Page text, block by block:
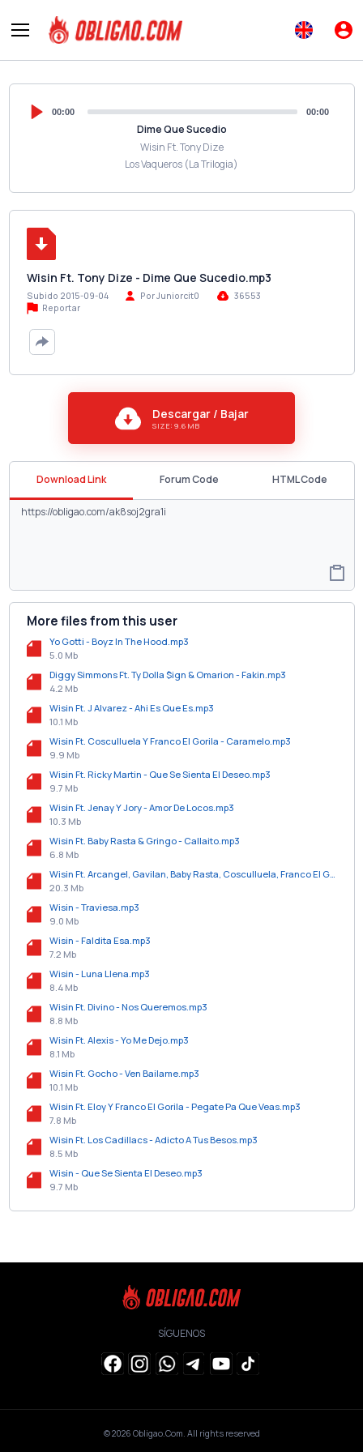
00:00 00:00
Dime Que Sucedio
Wisin Ft. Tony Dize
Los Vaqueros (La Trilogia)
Wisin Ft. Tony Dize - Dime Que Sucedio.mp3
Subido 2015-09-04 Por Juniorcit0
36553
Reportar
Descargar / Bajar
SIZE: 9.6 MB
Download Link Forum Code HTML Code
More files from this user
Yo Gotti - Boyz In The Hood.mp3
5.0 Mb
Diggy Simmons Ft. Ty Dolla $ign & Omarion - Fakin.mp3
4.2 Mb
Wisin Ft. J Alvarez - Ahi Es Que Es.mp3
10.1 Mb
Wisin Ft. Cosculluela Y Franco El Gorila - Caramelo.mp3
9.9 Mb
Wisin Ft. Ricky Martin - Que Se Sienta El Deseo.mp3
9.7 Mb
Wisin Ft. Jenay Y Jory - Amor De Locos.mp3
10.3 Mb
Wisin Ft. Baby Rasta & Gringo - Callaito.mp3
6.8 Mb
Wisin Ft. Arcangel, Gavilan, Baby Rasta, Cosculluela, Franco El Gorila, Ñengo Flow, J Alvarez, Farruko, Pusho, Tito El Bambino Y Jenay - Los Vaqueros.mp3
20.3 Mb
Wisin - Traviesa.mp3
9.0 Mb
Wisin - Faldita Esa.mp3
7.2 Mb
Wisin - Luna Llena.mp3
8.4 Mb
Wisin Ft. Divino - Nos Queremos.mp3
8.8 Mb
Wisin Ft. Alexis - Yo Me Dejo.mp3
8.1 Mb
Wisin Ft. Gocho - Ven Bailame.mp3
10.1 Mb
Wisin Ft. Eloy Y Franco El Gorila - Pegate Pa Que Veas.mp3
7.8 Mb
Wisin Ft. Los Cadillacs - Adicto A Tus Besos.mp3
8.5 Mb
Wisin - Que Se Sienta El Deseo.mp3
9.7 Mb
SÍGUENOS
© 2026 Obligao.Com. All rights reserved